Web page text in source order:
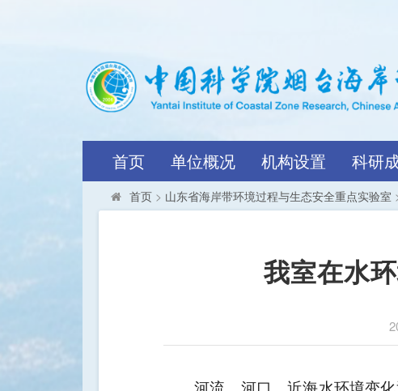
首页 单位概况 机构设置 科研
首页 > 山东省海岸带环境过程与生态安全重点实验室
我室在水